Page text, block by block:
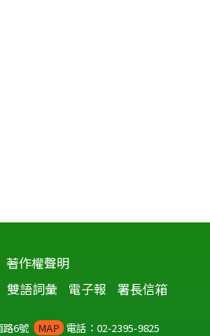
著作權聲明
雙語詞彙 電子報 署長信箱
路6號 MAP 電話：02-2395-9825